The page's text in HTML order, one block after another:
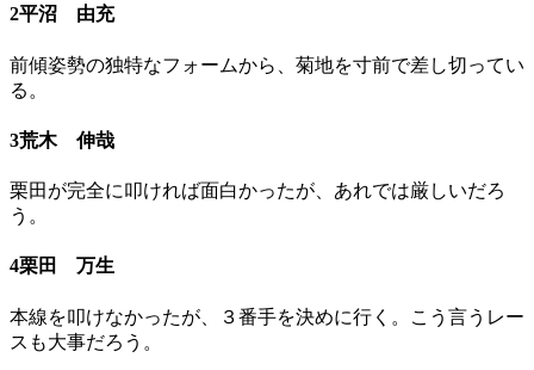
2平沼 由充
前傾姿勢の独特なフォームから、菊地を寸前で差し切ってい
る。
3荒木 伸哉
栗田が完全に叩ければ面白かったが、あれでは厳しいだろ
う。
4栗田 万生
本線を叩けなかったが、３番手を決めに行く。こう言うレー
スも大事だろう。